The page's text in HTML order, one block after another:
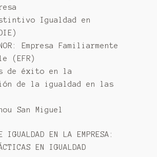
Igualdad en
Empresa Familiarmente
(EFR)
de éxito en la
de la igualdad en las
San Miguel
IGUALDAD EN LA EMPRESA:
EN IGUALDAD